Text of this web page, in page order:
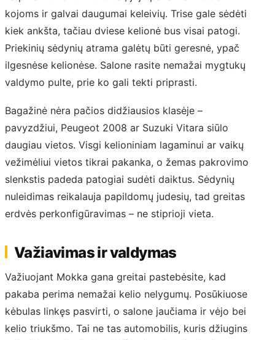
kojoms ir galvai daugumai keleivių. Trise gale sėdėti
kiek ankšta, tačiau dviese kelionė bus visai patogi.
Priekinių sėdynių atrama galėtų būti geresnė, ypač
ilgesnėse kelionėse. Salone rasite nemažai mygtukų
valdymo pulte, prie ko gali tekti priprasti.
Bagažinė nėra pačios didžiausios klasėje –
pavyzdžiui, Peugeot 2008 ar Suzuki Vitara siūlo
daugiau vietos. Visgi kelioniniam lagaminui ar vaikų
vežimėliui vietos tikrai pakanka, o žemas pakrovimo
slenkstis padeda patogiai sudėti daiktus. Sėdynių
nuleidimas reikalauja papildomų judesių, tad greitas
erdvės perkonfigūravimas – ne stiprioji vieta.
Važiavimas ir valdymas
Važiuojant Mokka gana greitai pastebėsite, kad
pakaba perima nemažai kelio nelygumų. Posūkiuose
kėbulas linkęs pasvirti, o salone jaučiama ir vėjo bei
kelio triukšmo. Tai ne tas automobilis, kuris džiugins